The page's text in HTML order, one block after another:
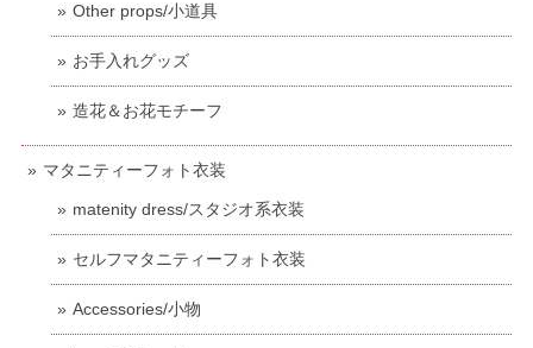
Other props/小道具
お手入れグッズ
造花＆お花モチーフ
マタニティーフォト衣装
matenity dress/スタジオ系衣装
セルフマタニティーフォト衣装
Accessories/小物